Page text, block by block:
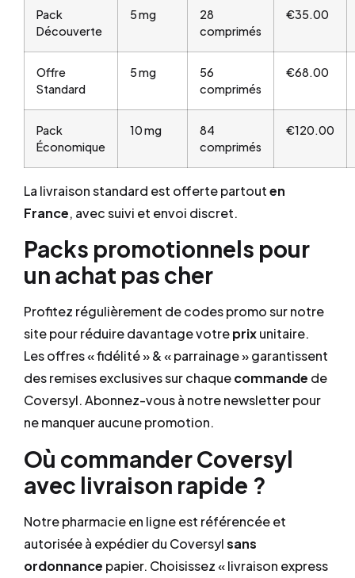
Pack
Découverte
5 mg
28
comprimés
€35.00
Offre
Standard
5 mg
56
comprimés
€68.00
Pack
Économique
10 mg
84
comprimés
€120.00
La livraison standard est offerte partouten
France, avec suivi et envoi discret.
Packs promotionnels pour
un achat pas cher
Profitez régulièrement de codes promo sur notre
site pour réduire davantage votreprixunitaire.
Les offres « fidélité » & « parrainage » garantissent
des remises exclusives sur chaquecommande de
Coversyl. Abonnez-vous à notre newsletter pour
ne manquer aucune promotion.
Où commander Coversyl
avec livraison rapide ?
Notre pharmacie en ligne est référencée et
autorisée à expédier du Coversylsans
ordonnance papier. Choisissez « livraison express